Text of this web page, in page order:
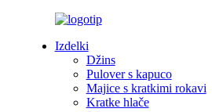
Izdelki
Džins
Pulover s kapuco
Majice s kratkimi rokavi
Kratke hlače